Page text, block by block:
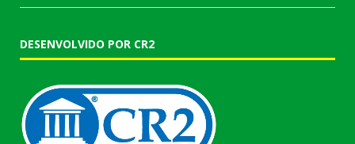
DESENVOLVIDO POR CR2